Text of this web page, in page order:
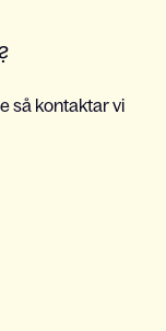
så kontaktar vi